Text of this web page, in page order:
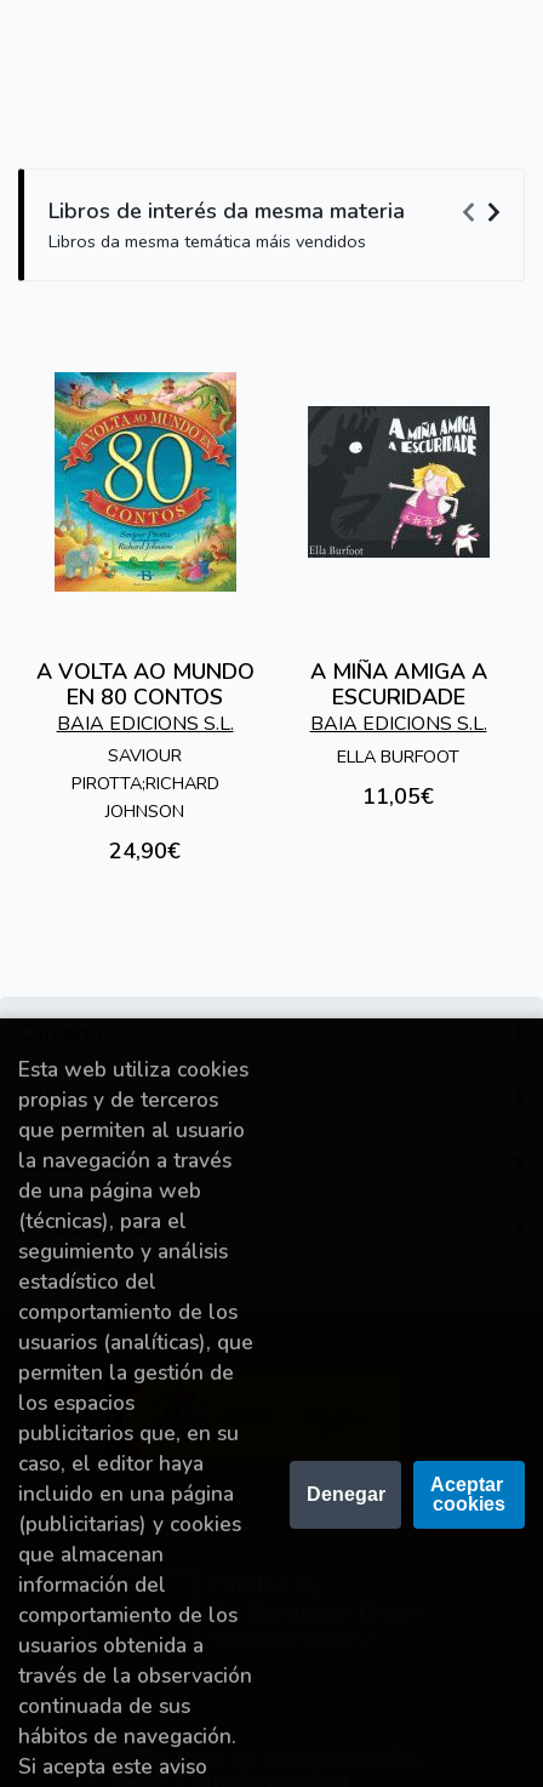
Libros de interés da mesma materia
Libros da mesma temática máis vendidos
A VOLTA AO MUNDO
EN 80 CONTOS
BAIA EDICIONS S.L.
SAVIOUR
PIROTTA;RICHARD
JOHNSON
24,90€
A MIÑA AMIGA A
ESCURIDADE
BAIA EDICIONS S.L.
ELLA BURFOOT
11,05€
Información
Destacado
A miña conta
Proyecto financiado por la Dirección General del
Libro y Fomento de la Lectura, Ministerio de
Cultura y Deporte.
Financiado por la Unión Europea-Next Generation
Esta web utiliza cookies
propias y de terceros
que permiten al usuario
la navegación a través
de una página web
(técnicas), para el
seguimiento y análisis
estadístico del
comportamiento de los
usuarios (analíticas), que
permiten la gestión de
los espacios
publicitarios que, en su
caso, el editor haya
incluido en una página
(publicitarias) y cookies
que almacenan
información del
comportamiento de los
usuarios obtenida a
través de la observación
continuada de sus
hábitos de navegación.
Si acepta este aviso
Denegar
Aceptar
cookies